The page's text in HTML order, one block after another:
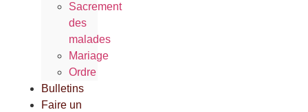
Sacrement
des
malades
Mariage
Ordre
Bulletins
Faire un